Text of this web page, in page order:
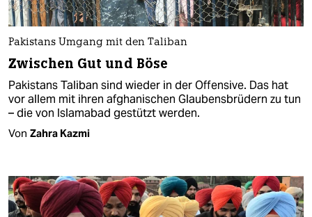
Pakistans Umgang mit den Taliban
Zwischen Gut und Böse
Pakistans Taliban sind wieder in der Offensive. Das hat
vor allem mit ihren afghanischen Glaubensbrüdern zu tun
– die von Islamabad gestützt werden.
Von Zahra Kazmi